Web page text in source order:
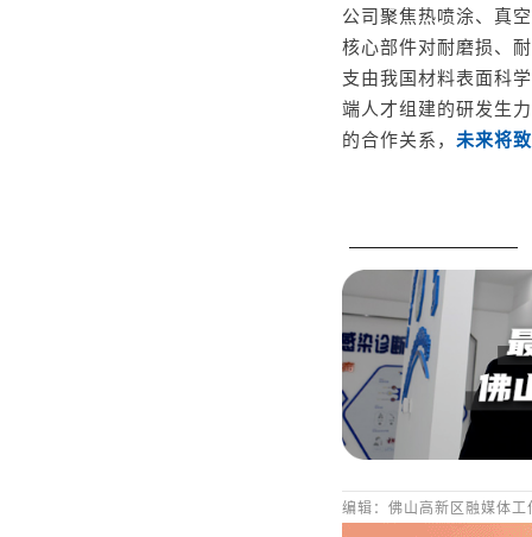
公司聚焦热喷涂、真
核心部件对耐磨损、
支由我国材料表面科
端人才组建的研发生
的合作关系， 未来将
编辑：佛山高新区融媒体工